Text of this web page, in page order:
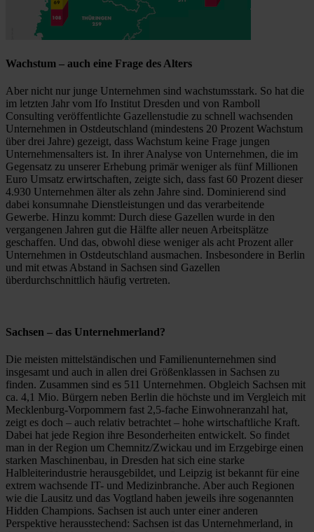
Wachstum – auch eine Frage des Alters
Aber nicht nur junge Unternehmen sind wachstumsstark. So hat die
im letzten Jahr vom Ifo Institut Dresden und von Ramboll
Consulting veröffentlichte Gazellenstudie zu schnell wachsenden
Unternehmen in Ostdeutschland (mindestens 20 Prozent Wachstum
über drei Jahre) gezeigt, dass Wachstum keine Frage jungen
Unternehmensalters ist. In ihrer Analyse von Unternehmen, die im
Gegensatz zu unserer Erhebung primär weniger als fünf Millionen
Euro Umsatz erwirtschaften, zeigte sich, dass fast 60 Prozent dieser
4.930 Unternehmen älter als zehn Jahre sind. Dominierend sind
dabei konsumnahe Dienstleistungen und das verarbeitende
Gewerbe. Hinzu kommt: Durch diese Gazellen wurde in den
vergangenen Jahren gut die Hälfte aller neuen Arbeitsplätze
geschaffen. Und das, obwohl diese weniger als acht Prozent aller
Unternehmen in Ostdeutschland ausmachen. Insbesondere in Berlin
und mit etwas Abstand in Sachsen sind Gazellen
überdurchschnittlich häufig vertreten.
Sachsen – das Unternehmerland?
Die meisten mittelständischen und Familienunternehmen sind
insgesamt und auch in allen drei Größenklassen in Sachsen zu
finden. Zusammen sind es 511 Unternehmen. Obgleich Sachsen mit
ca. 4,1 Mio. Bürgern neben Berlin die höchste und im Vergleich mit
Mecklenburg-Vorpommern fast 2,5-fache Einwohneranzahl hat,
zeigt es doch – auch relativ betrachtet – hohe wirtschaftliche Kraft.
Dabei hat jede Region ihre Besonderheiten entwickelt. So findet
man in der Region um Chemnitz/Zwickau und im Erzgebirge einen
starken Maschinenbau, in Dresden hat sich eine starke
Halbleiterindustrie herausgebildet, und Leipzig ist bekannt für eine
extrem wachsende IT- und Medizinbranche. Aber auch Regionen
wie die Lausitz und das Vogtland haben jeweils ihre sogenannten
Hidden Champions. Sachsen ist auch unter einer anderen
Perspektive herausstechend: Sachsen ist das Unternehmerland, in